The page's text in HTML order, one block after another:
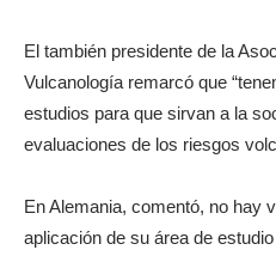
El también presidente de la
Vulcanología remarcó que
estudios para que sirvan a la
evaluaciones de los riesgos
En Alemania, comentó, no hay
aplicación de su área de